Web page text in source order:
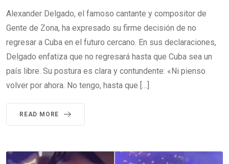
Alexander Delgado, el famoso cantante y compositor de
Gente de Zona, ha expresado su firme decisión de no
regresar a Cuba en el futuro cercano. En sus declaraciones,
Delgado enfatiza que no regresará hasta que Cuba sea un
país libre. Su postura es clara y contundente: «Ni pienso
volver por ahora. No tengo, hasta que […]
READ MORE